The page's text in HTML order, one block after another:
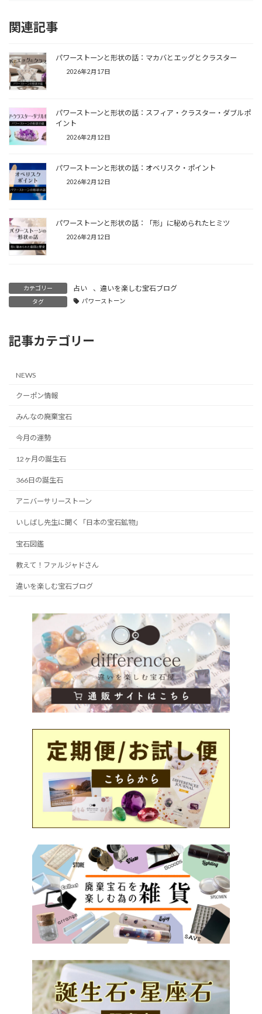
関連記事
パワーストーンと形状の話：マカバとエッグとクラスター
2026年2月17日
パワーストーンと形状の話：スフィア・クラスター・ダブルポ
イント
2026年2月12日
パワーストーンと形状の話：オベリスク・ポイント
2026年2月12日
パワーストーンと形状の話：「形」に秘められたヒミツ
2026年2月12日
カテゴリー 占い 、 違いを楽しむ宝石ブログ
タグ パワーストーン
記事カテゴリー
NEWS
クーポン情報
みんなの廃棄宝石
今月の運勢
12ヶ月の誕生石
366日の誕生石
アニバーサリーストーン
いしばし先生に聞く「日本の宝石鉱物」
宝石図鑑
教えて！ファルジャドさん
違いを楽しむ宝石ブログ